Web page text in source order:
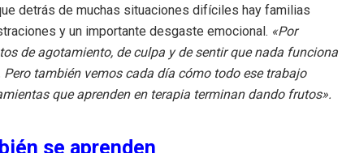
detrás de muchas situaciones difíciles hay familias
y un importante desgaste emocional. «Por
de agotamiento, de culpa y de sentir que nada funciona
también vemos cada día cómo todo ese trabajo
que aprenden en terapia terminan dando frutos».
se aprenden